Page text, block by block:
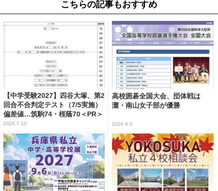
こちらの記事もおすすめ
【中学受験2027】四谷大塚、第2
回合不合判定テスト（7/5実施）
偏差値…筑駒74・桜蔭70＜PR＞
2026.7.10
高校囲碁全国大会、団体戦は
灘・南山女子部が優勝
2026.8.5